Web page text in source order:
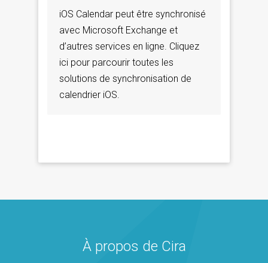
iOS Calendar peut être synchronisé
avec Microsoft Exchange et
d’autres services en ligne. Cliquez
ici pour parcourir toutes les
solutions de synchronisation de
calendrier iOS.
À propos de Cira